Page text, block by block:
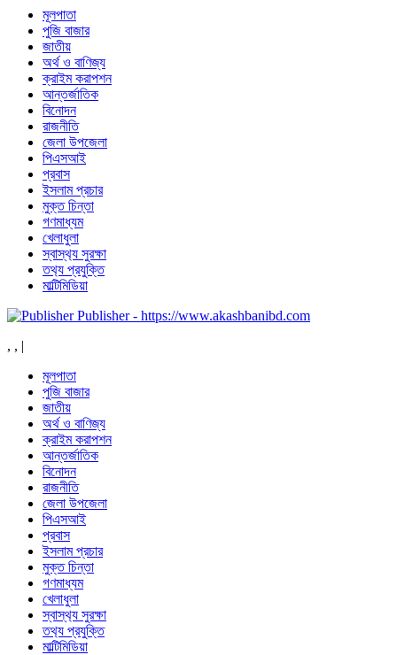
মূলপাতা
পুজি বাজার
জাতীয়
অর্থ ও বাণিজ্য
ক্রাইম করাপশন
আন্তর্জাতিক
বিনোদন
রাজনীতি
জেলা উপজেলা
পিএসআই
প্রবাস
ইসলাম প্রচার
মুক্ত চিন্তা
গণমাধ্যম
খেলাধুলা
স্বাস্থ‍্য সুরক্ষা
তথ‍্য প্রযুক্তি
মাল্টিমিডিয়া
Publisher - https://www.akashbanibd.com
, , |
মূলপাতা
পুজি বাজার
জাতীয়
অর্থ ও বাণিজ্য
ক্রাইম করাপশন
আন্তর্জাতিক
বিনোদন
রাজনীতি
জেলা উপজেলা
পিএসআই
প্রবাস
ইসলাম প্রচার
মুক্ত চিন্তা
গণমাধ্যম
খেলাধুলা
স্বাস্থ‍্য সুরক্ষা
তথ‍্য প্রযুক্তি
মাল্টিমিডিয়া